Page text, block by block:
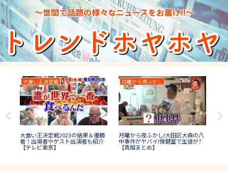
～世間で話題の様々なニュースをお届け!!～
大食い王決定戦
大食い王決定戦2023の結果＆優勝
者！出場者やゲスト出演者も紹介
【テレビ東京】
月曜から夜ふかし
月曜から夜ふかし!大田区大森の八
中事件がヤバイ!保健室で生徒が?
【真相まとめ】